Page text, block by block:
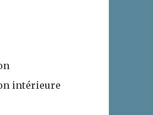
intérieure